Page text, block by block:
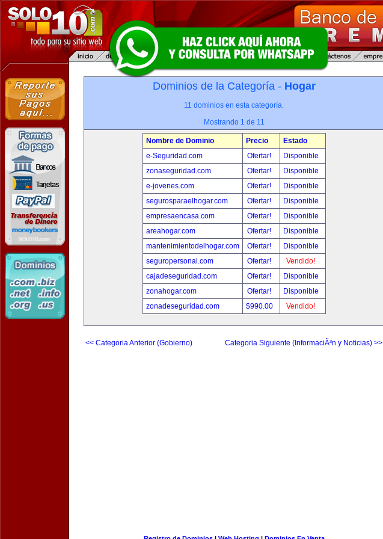
Dominios de la Categoría - Hogar
11 dominios en esta categoría.
Mostrando 1 de 11
Nombre de Dominio Precio
Estado
e-Seguridad.com
Ofertar!
Disponible
zonaseguridad.com
Ofertar!
Disponible
e-jovenes.com
Ofertar!
Disponible
segurosparaelhogar.com
Ofertar!
Disponible
empresaencasa.com
Ofertar!
Disponible
areahogar.com
Ofertar!
Disponible
mantenimientodelhogar.com
Ofertar!
Disponible
seguropersonal.com
Ofertar!
Vendido!
cajadeseguridad.com
Ofertar!
Disponible
zonahogar.com
Ofertar!
Disponible
zonadeseguridad.com
$990.00 Vendido!
<< Categoria Anterior (Gobierno) Categoria Siguiente (InformaciÃ³n y Noticias) >>